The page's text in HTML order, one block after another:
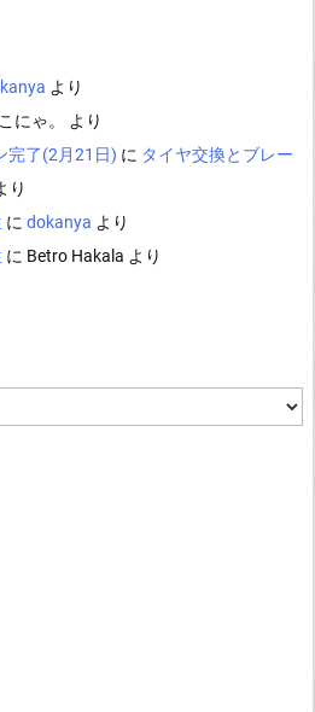
より
にゃ。
より
完了(2月21日) に タイヤ交換とブレー
り
に dokanya より
に Betro Hakala より